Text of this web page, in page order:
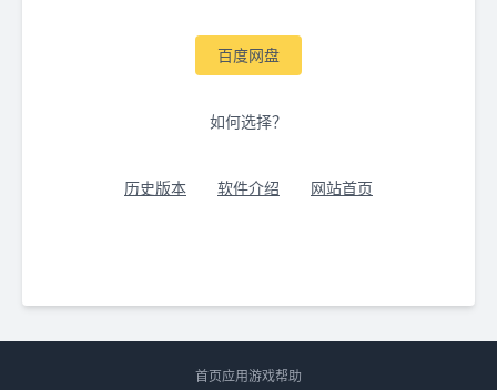
百度网盘
如何选择？
历史版本 软件介绍 网站首页
首页应用游戏帮助